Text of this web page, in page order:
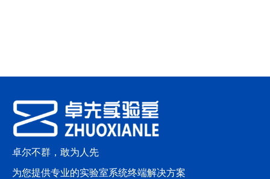
卓尔不群，敢为人先
为您提供专业的实验室系统终端解决方案